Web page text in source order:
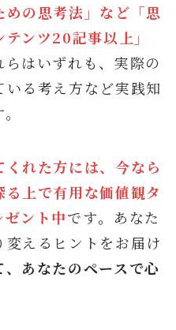
の思考法」など「思
ンツ20記事以上」
らはいずれも、実際の
る考え方など実践知
れた方には、今なら
上で有用な価値観タ
ント中です。 あなた
えるヒントをお届け
あなたのペースで心